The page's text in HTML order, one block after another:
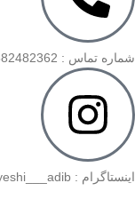
شماره تماس : 09382482362
اینستاگرام : arayeshi___adib